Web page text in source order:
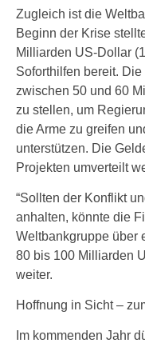
Zugleich ist die
Beginn der Krise
Milliarden US-Dollar
Soforthilfen bereit.
zwischen 50 und 60
zu stellen, um
die Arme zu greifen
unterstützen. Die
Projekten umverteilt
“Sollten der Konflikt
anhalten, könnte die
Weltbankgruppe über
80 bis 100 Milliarden
weiter.
Hoffnung in Sicht –
Im kommenden Jahr